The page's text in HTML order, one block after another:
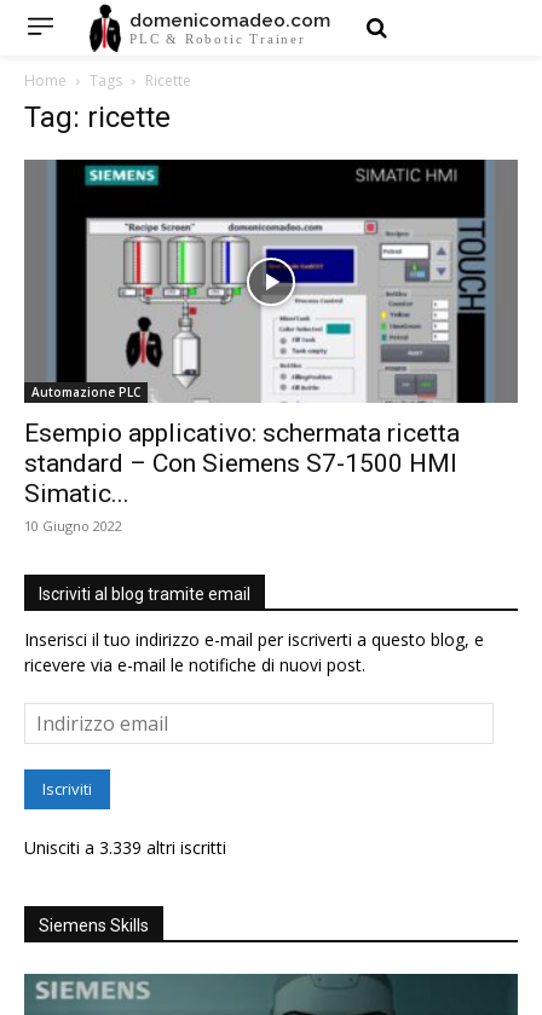
domenicomadeo.com
PLC & Robotic Trainer
Home Tags Ricette
Tag: ricette
Automazione PLC
Esempio applicativo: schermata ricetta
standard – Con Siemens S7-1500 HMI
Simatic...
10 Giugno 2022
Iscriviti al blog tramite email
Inserisci il tuo indirizzo e-mail per iscriverti a questo blog, e
ricevere via e-mail le notifiche di nuovi post.
Indirizzo
email
Iscriviti
Unisciti a 3.339 altri iscritti
Siemens Skills